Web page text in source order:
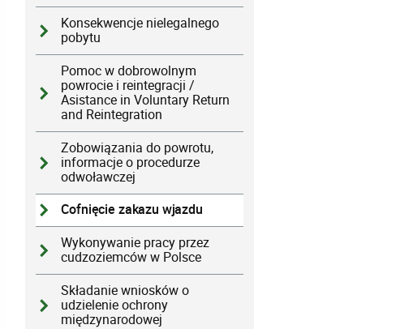
Konsekwencje nielegalnego
pobytu
Pomoc w dobrowolnym
powrocie i reintegracji /
Asistance in Voluntary Return
and Reintegration
Zobowiązania do powrotu,
informacje o procedurze
odwoławczej
Cofnięcie zakazu wjazdu
Wykonywanie pracy przez
cudzoziemców w Polsce
Składanie wniosków o
udzielenie ochrony
międzynarodowej